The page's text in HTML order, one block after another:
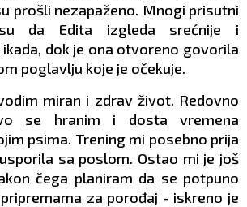
prošli nezapaženo. Mnogi prisutni
su da Edita izgleda srećnije i
ikada, dok je ona otvoreno govorila
poglavlju koje je očekuje.
miran i zdrav život. Redovno
se hranim i dosta vremena
psima. Trening mi posebno prija
sa poslom. Ostao mi je još
čega planiram da se potpuno
za porođaj - iskreno je